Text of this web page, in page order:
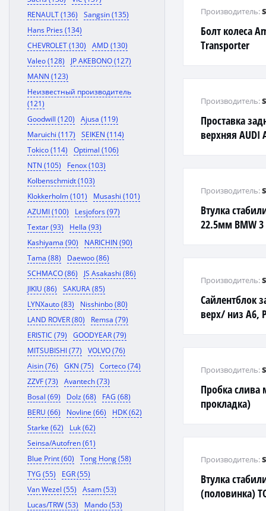
RENAULT (136)
Sangsin (135)
Hans Pries (134)
CHEVROLET (130)
AMD (130)
Valeo (128)
JP AKEBONO (127)
MANN (123)
Неизвестный производитель
(121)
Goodwill (120)
Ajusa (119)
Maruichi (117)
SEIKEN (114)
Tokico (114)
Optimal (106)
NTN (105)
Fenox (103)
Kolbenschmidt (103)
Klokkerholm (101)
Musashi (101)
AZUMI (100)
Lesjofors (97)
Textar (93)
Hella (93)
Kashiyama (90)
NARICHIN (90)
Tama (88)
Daewoo (86)
SCHMACO (86)
JS Asakashi (86)
JIKIU (86)
SAKURA (85)
LYNXauto (83)
Nisshinbo (80)
LAND ROVER (80)
Remsa (79)
ERISTIC (79)
GOODYEAR (79)
MITSUBISHI (77)
VOLVO (76)
Aisin (76)
GKN (75)
Corteco (74)
ZZVF (73)
Avantech (73)
Bosal (69)
Dolz (68)
FAG (68)
BERU (66)
Novline (66)
HDK (62)
Starke (62)
Luk (62)
Seinsa/Autofren (61)
Blue Print (60)
Tong Hong (58)
TYG (55)
EGR (55)
Van Wezel (55)
Asam (53)
Lucas/TRW (53)
Mando (53)
Болт колеса
Transporter
Производитель:
Проставка
верхняя AUDI
Производитель:
Втулка
22.5мм BMW 3
Производитель:
Сайлентблок
верх/ низ A6,
Производитель:
Пробка слива
прокладка)
Производитель:
Втулка
(половинка)
Производитель: